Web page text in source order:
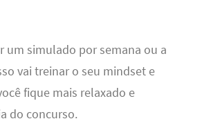
um simulado por semana ou a
vai treinar o seu mindset e
fique mais relaxado e
do concurso.